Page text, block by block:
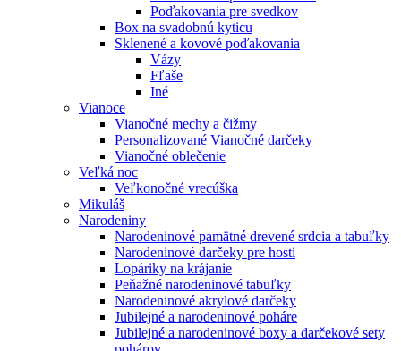
Poďakovania pre svedkov
Box na svadobnú kyticu
Sklenené a kovové poďakovania
Vázy
Fľaše
Iné
Vianoce
Vianočné mechy a čižmy
Personalizované Vianočné darčeky
Vianočné oblečenie
Veľká noc
Veľkonočné vrecúška
Mikuláš
Narodeniny
Narodeninové pamätné drevené srdcia a tabuľky
Narodeninové darčeky pre hostí
Lopáriky na krájanie
Peňažné narodeninové tabuľky
Narodeninové akrylové darčeky
Jubilejné a narodeninové poháre
Jubilejné a narodeninové boxy a darčekové sety